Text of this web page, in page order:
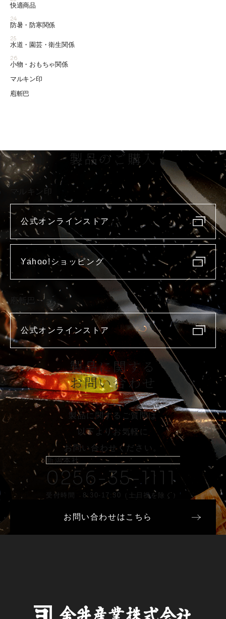
快適商品
24
防暑・防寒関係
25
水道・園芸・衛生関係
26
小物・おもちゃ関係
マルキン印
庖斬巴
製品のご購入
マルキン印
公式オンラインストア
Yahoo!ショッピング
庖斬巴
公式オンラインストア
製品に関する
お問い合わせ
製品に関するご質問は
以下よりお気軽に
お問い合わせください。
新潟本社
0256-35-1111
受付時間 8:30-17:30（土日祝を除く）
お問い合わせはこちら